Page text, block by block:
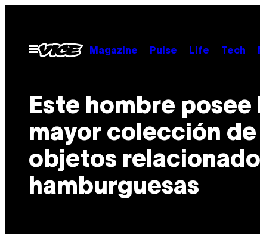
contenido
Abrir
Menú
Magazine Pulse Life Tech
Este hombre posee
mayor colección de
objetos
hamburguesas